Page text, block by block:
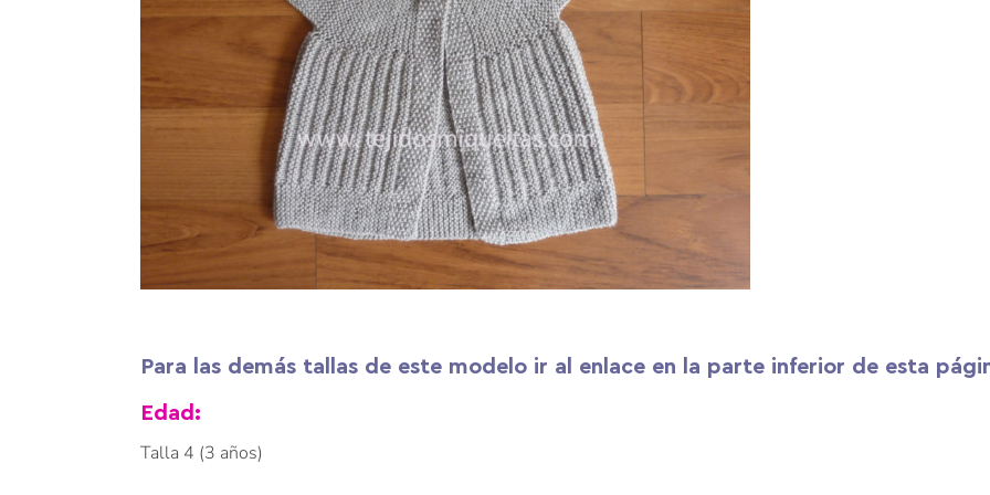
Para las demás tallas de este modelo ir al enlace en la parte inferior de esta
Edad:
Talla 4 (3 años)